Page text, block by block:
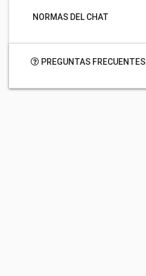
NORMAS DEL CHAT
PREGUNTAS FRECUENTES